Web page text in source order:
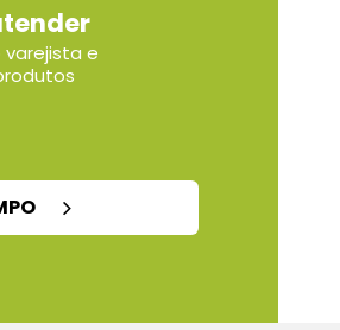
varejista e